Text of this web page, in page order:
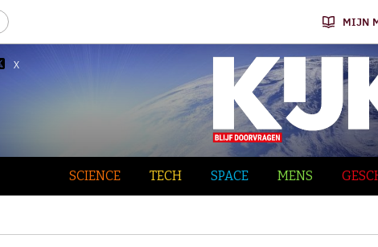
MIJN
X
SCIENCE TECH SPACE MENS